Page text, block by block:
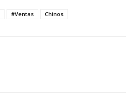
#Ventas Chinos